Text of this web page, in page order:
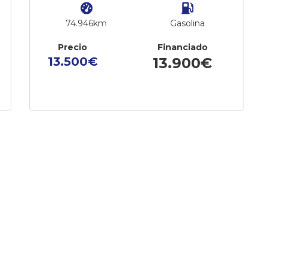
74.946km Gasolina
Precio
13.500€
Financiado
13.900€